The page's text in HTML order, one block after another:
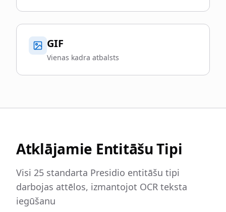
GIF
Vienas kadra atbalsts
Atklājamie Entitāšu Tipi
Visi 25 standarta Presidio entitāšu tipi
darbojas attēlos, izmantojot OCR teksta
iegūšanu